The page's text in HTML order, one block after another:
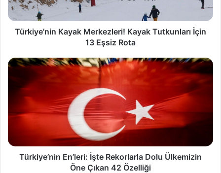
Türkiye'nin Kayak Merkezleri! Kayak Tutkunları İçin
13 Eşsiz Rota
Türkiye’nin En’leri: İşte Rekorlarla Dolu Ülkemizin
Öne Çıkan 42 Özelliği